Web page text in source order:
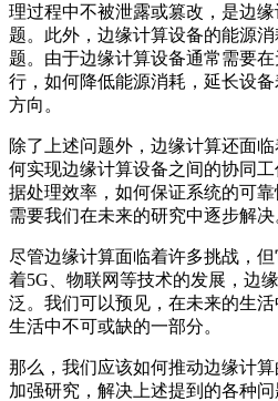
理过程中不被泄露或篡改，是边
题。此外，边缘计算设备的能源
题。由于边缘计算设备通常需要
行，如何降低能源消耗，延长设
方向。
除了上述问题外，边缘计算还面
何实现边缘计算设备之间的协同
据处理效率，如何保证系统的可
需要我们在未来的研究中逐步解决
尽管边缘计算面临着许多挑战，
着5G、物联网等技术的发展，边
泛。我们可以预见，在未来的生
生活中不可或缺的一部分。
那么，我们应该如何推动边缘计
加强研究，解决上述提到的各种